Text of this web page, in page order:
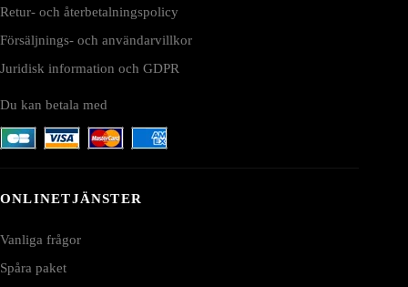
Retur- och återbetalningspolicy
Försäljnings- och användarvillkor
Juridisk information och GDPR
Du kan betala med
ONLINETJÄNSTER
Vanliga frågor
Spåra paket